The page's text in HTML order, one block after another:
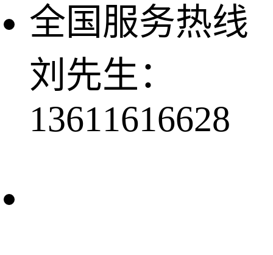
全国服务热线
刘先生：
13611616628